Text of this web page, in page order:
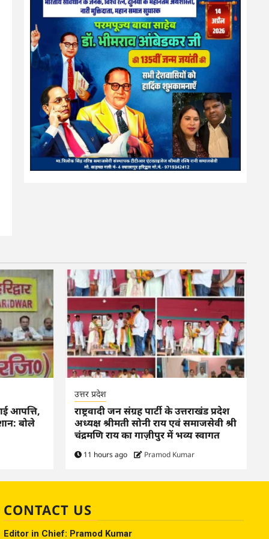
आपत्ति,
बोले
उत्तर प्रदेश
राष्ट्रवादी जन संग्रह पार्टी के उत्तराखंड प्रदेश
अध्यक्ष श्रीमती सोनी राय एवं समाजसेवी श्री
चंद्रमणि राय का गाज़ीपुर में भव्य स्वागत
11 hours ago Pramod Kumar
CONTACT US
Editor in Chief: Pramod Kumar